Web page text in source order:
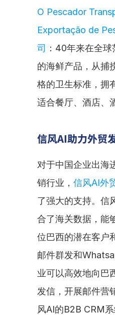
O Pescador
Exportação de
司 ：40年来在全
的海鲜产品，从捕
格的卫生标准，拥
适合餐厅、酒店、
信风AI助力外贸
对于中国企业出海
销行业， 信风AI外
了强大的支持。信
合了海关数据，能
位巴西的潜在客户
邮件群发和
业可以高效地向巴
发信，开展邮件营
风AI的B2B CRM